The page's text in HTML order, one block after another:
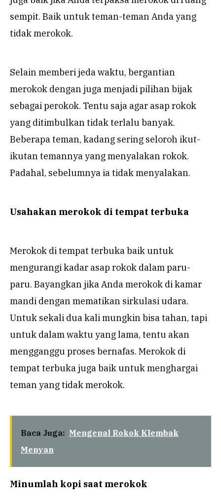
sempit. Baik untuk teman-teman Anda yang
tidak merokok.
Selain memberi jeda waktu, bergantian
merokok dengan juga menjadi pilihan bijak
sebagai perokok. Tentu saja agar asap rokok
yang ditimbulkan tidak terlalu banyak.
Beberapa teman, kadang sering seloroh ikut-
ikutan temannya yang menyalakan rokok.
Padahal, sebelumnya ia tidak menyalakan.
Usahakan merokok di tempat terbuka
Merokok di tempat terbuka baik untuk
mengurangi kadar asap rokok dalam paru-
paru. Bayangkan jika Anda merokok di kamar
mandi dengan mematikan sirkulasi udara.
Untuk sekali dua kali mungkin bisa tahan, tapi
untuk dalam waktu yang lama, tentu akan
mengganggu proses bernafas. Merokok di
tempat terbuka juga baik untuk menghargai
teman yang tidak merokok.
Baca Juga: Mengenal Rokok Klembak
Menyan
Minumlah kopi saat merokok